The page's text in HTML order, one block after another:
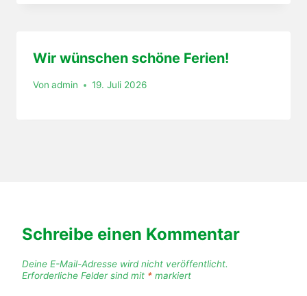
Wir wünschen schöne Ferien!
Von admin 19. Juli 2026
Schreibe einen Kommentar
Deine E-Mail-Adresse wird nicht veröffentlicht.
Erforderliche Felder sind mit * markiert